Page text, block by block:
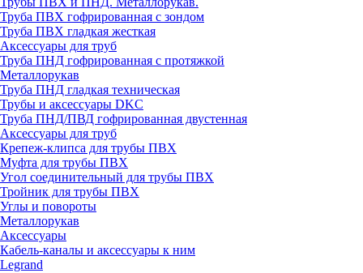
Труба ПВХ гофрированная с зондом
Труба ПВХ гладкая жесткая
Аксессуары для труб
Труба ПНД гофрированная с протяжкой
Металлорукав
Труба ПНД гладкая техническая
Трубы и аксессуары DKC
Труба ПНД/ПВД гофрированная двустенная
Аксессуары для труб
Крепеж-клипса для трубы ПВХ
Муфта для трубы ПВХ
Угол соединительный для трубы ПВХ
Тройник для трубы ПВХ
Углы и повороты
Металлорукав
Аксессуары
Кабель-каналы и аксессуары к ним
Legrand